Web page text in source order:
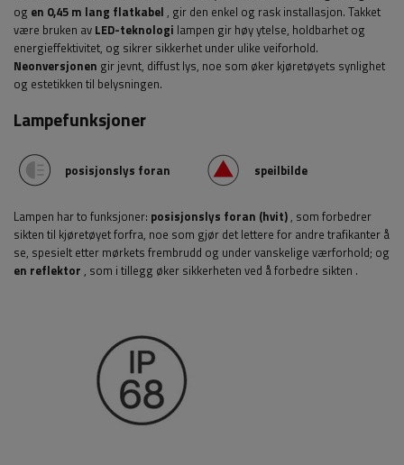
og en 0,45 m lang flatkabel , gir den enkel og rask installasjon. Takket
være bruken av LED-teknologi lampen gir høy ytelse, holdbarhet og
energieffektivitet, og sikrer sikkerhet under ulike veiforhold.
Neonversjonen gir jevnt, diffust lys, noe som øker kjøretøyets synlighet
og estetikken til belysningen.
Lampefunksjoner
posisjonslys foran speilbilde
Lampen har to funksjoner: posisjonslys foran (hvit), som forbedrer
sikten til kjøretøyet forfra, noe som gjør det lettere for andre trafikanter å
se, spesielt etter mørkets frembrudd og under vanskelige værforhold; og
en reflektor , som i tillegg øker sikkerheten ved å forbedre sikten .